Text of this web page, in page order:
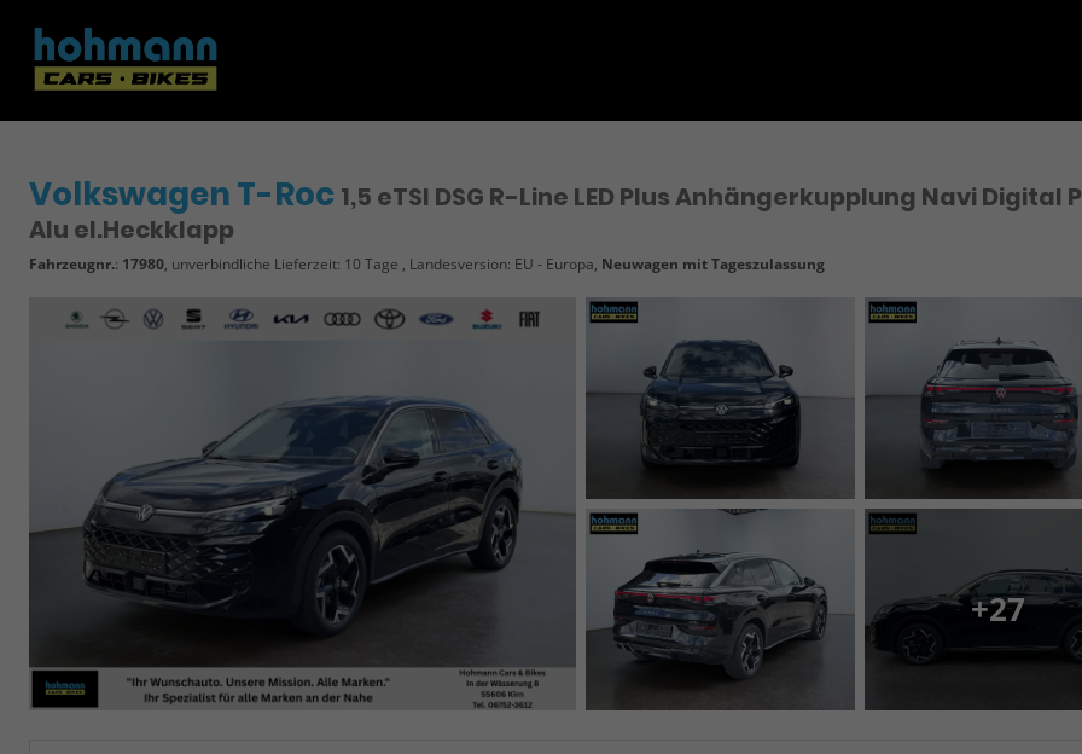
Volkswagen T-Roc 1,5 eTSI DSG R-Line LED Plus Anhängerkupplung Navi
Alu el.Heckklapp
Fahrzeugnr.: 17980, unverbindliche Lieferzeit: 10 Tage , Landesversion: EU - Europa, Neuwagen mit Tageszulassung
+27